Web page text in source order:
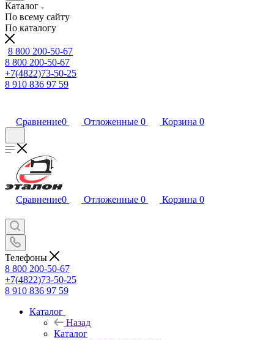
Каталог
По всему сайту
По каталогу
8 800 200-50-67
8 800 200-50-67
+7(4822)73-50-25
8 910 836 97 59
Сравнение0 Отложенные 0 Корзина 0
Сравнение0 Отложенные 0 Корзина 0
Телефоны
8 800 200-50-67
+7(4822)73-50-25
8 910 836 97 59
Каталог
Назад
Каталог